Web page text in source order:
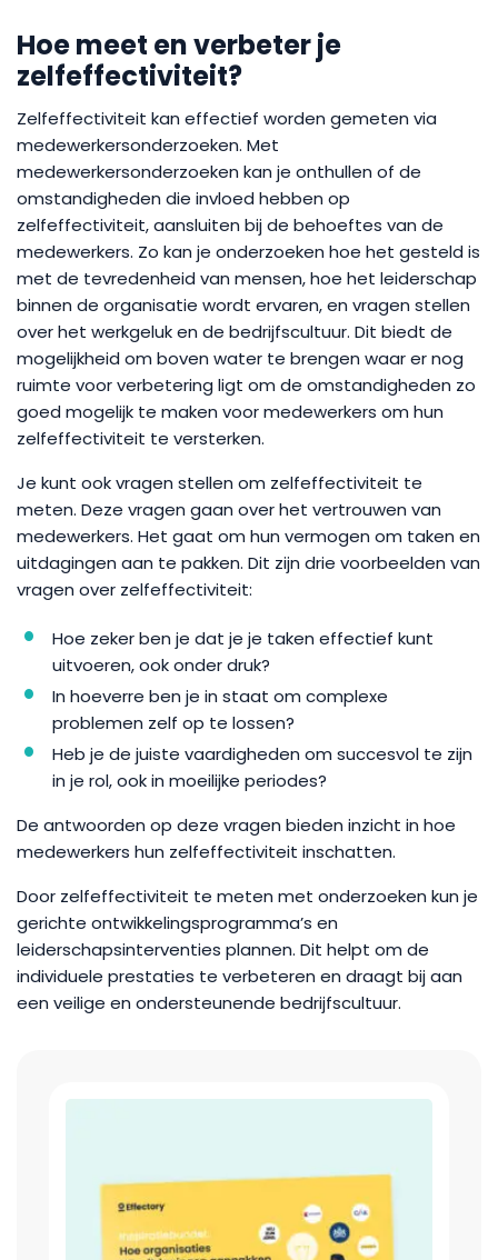
Hoe meet en verbeter je
zelfeffectiviteit?
Zelfeffectiviteit kan effectief worden gemeten via
medewerkersonderzoeken. Met
medewerkersonderzoeken kan je onthullen of de
omstandigheden die invloed hebben op
zelfeffectiviteit, aansluiten bij de behoeftes van de
medewerkers. Zo kan je onderzoeken hoe het gesteld is
met de tevredenheid van mensen, hoe het leiderschap
binnen de organisatie wordt ervaren, en vragen stellen
over het werkgeluk en de bedrijfscultuur. Dit biedt de
mogelijkheid om boven water te brengen waar er nog
ruimte voor verbetering ligt om de omstandigheden zo
goed mogelijk te maken voor medewerkers om hun
zelfeffectiviteit te versterken.
Je kunt ook vragen stellen om zelfeffectiviteit te
meten. Deze vragen gaan over het vertrouwen van
medewerkers. Het gaat om hun vermogen om taken en
uitdagingen aan te pakken. Dit zijn drie voorbeelden van
vragen over zelfeffectiviteit:
Hoe zeker ben je dat je je taken effectief kunt
uitvoeren, ook onder druk?
In hoeverre ben je in staat om complexe
problemen zelf op te lossen?
Heb je de juiste vaardigheden om succesvol te zijn
in je rol, ook in moeilijke periodes?
De antwoorden op deze vragen bieden inzicht in hoe
medewerkers hun zelfeffectiviteit inschatten.
Door zelfeffectiviteit te meten met onderzoeken kun je
gerichte ontwikkelingsprogramma’s en
leiderschapsinterventies plannen. Dit helpt om de
individuele prestaties te verbeteren en draagt bij aan
een veilige en ondersteunende bedrijfscultuur.